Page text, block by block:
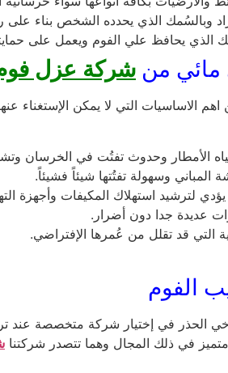
وبالسُمك الذي يحدده الشخص بناء على
الذي يحافظ علي الفوم ويعمل على
من شركة عزل فوم
التي لا يمكن الإستغناء
الأمطار وحدوث تفتُت في الخرسان
وسهولة تفتُتها شيئاً فشيئاً.
لترشيد استهلاك المكيفات وأجهزة
عديدة جدا دون أضرار.
التي قد تقلل من عُمرها الإفتراضي.
الفوم
الحذر في إختيار شركة متخصصة عند
في ذلك المجال وهما تتصدر شركتنا